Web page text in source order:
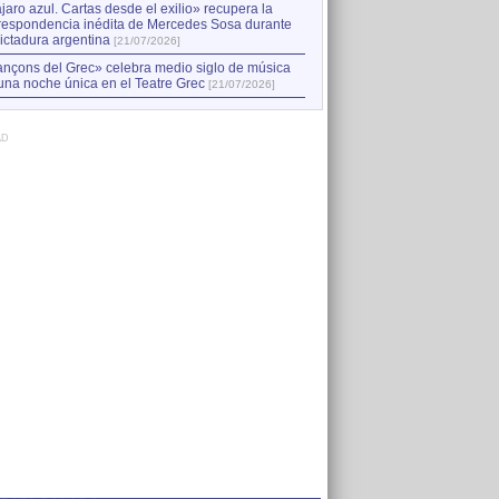
azul. Cartas desde el exilio» recupera la
inédita de Mercedes Sosa durante
argentina [21/07/2026]
del Grec» celebra medio siglo de música
noche única en el Teatre Grec [21/07/2026]